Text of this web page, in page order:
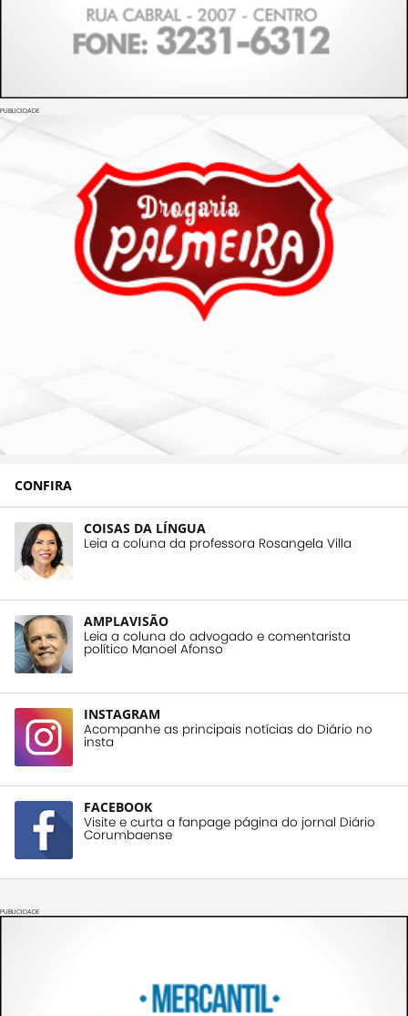
PUBLICIDADE
CONFIRA
COISAS DA LÍNGUA
Leia a coluna da professora Rosangela Villa
AMPLAVISÃO
Leia a coluna do advogado e comentarista
político Manoel Afonso
INSTAGRAM
Acompanhe as principais notícias do Diário no
insta
FACEBOOK
Visite e curta a fanpage página do jornal Diário
Corumbaense
PUBLICIDADE